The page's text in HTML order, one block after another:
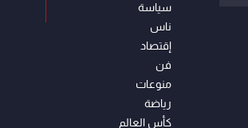
سياسة
ناس
إقتصاد
فن
منوعات
رياضة
كأس العالم